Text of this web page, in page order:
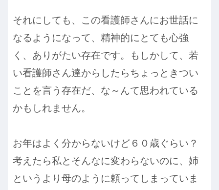
それにしても、この看護師さんにお世話に
なるようになって、精神的にとても心強
く、ありがたい存在です。もしかして、若
い看護師さん達からしたらちょっときつい
ことを言う存在だ、な～んて思われている
かもしれません。
お年はよく分からないけど６０歳ぐらい？
考えたら私とそんなに変わらないのに、姉
というより母のように頼ってしまっていま